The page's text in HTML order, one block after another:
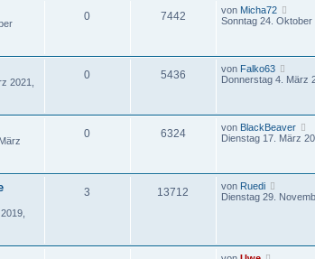
0 7442 von Micha72
e
e
r
i
t
r
Sonntag 24. Oktober
2021,
0 5436 von Falko63
e
e
r
i
r
Donnerstag 4. März
0 6324 von BlackBeaver
e
e
r
t
Dienstag 17. März
3 13712 von Ruedi
e
Dienstag 29.